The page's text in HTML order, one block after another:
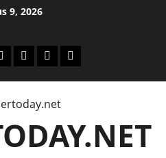
9, 2026
EkonomiSosialtentang